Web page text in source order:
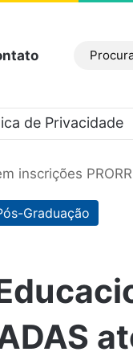
Barra
de Privacidade
inscrições
Graduação